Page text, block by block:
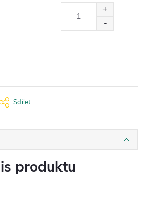
Sdílet
produktu